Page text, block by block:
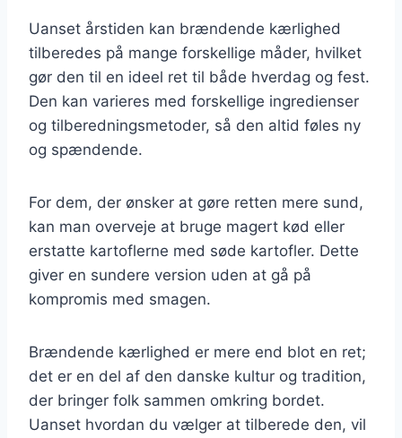
Uanset årstiden kan brændende kærlighed
tilberedes på mange forskellige måder, hvilket
gør den til en ideel ret til både hverdag og fest.
Den kan varieres med forskellige ingredienser
og tilberedningsmetoder, så den altid føles ny
og spændende.
For dem, der ønsker at gøre retten mere sund,
kan man overveje at bruge magert kød eller
erstatte kartoflerne med søde kartofler. Dette
giver en sundere version uden at gå på
kompromis med smagen.
Brændende kærlighed er mere end blot en ret;
det er en del af den danske kultur og tradition,
der bringer folk sammen omkring bordet.
Uanset hvordan du vælger at tilberede den, vil